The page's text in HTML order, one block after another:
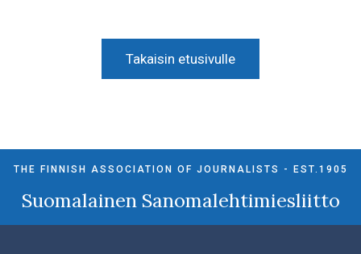
Takaisin etusivulle
THE FINNISH ASSOCIATION OF JOURNALISTS - EST.1905
Suomalainen Sanomalehtimiesliitto